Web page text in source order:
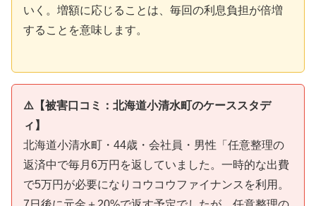
いく。増額に応じることは、毎回の利息負担が倍増
することを意味します。
⚠️【被害口コミ：北海道小清水町のケーススタデ
ィ】
北海道小清水町・44歳・会社員・男性「任意整理の
返済中で毎月6万円を返していました。一時的な出費
で5万円が必要になりコウコウファイナンスを利用。